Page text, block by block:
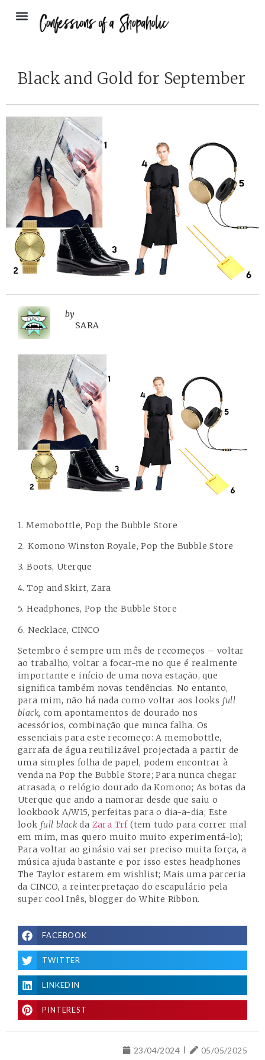
Black and Gold for September
by
SARA
1. Memobottle, Pop the Bubble Store
2. Komono Winston Royale, Pop the Bubble Store
3. Boots, Uterque
4. Top and Skirt, Zara
5. Headphones, Pop the Bubble Store
6. Necklace, CINCO
Setembro é sempre um mês de recomeços – voltar
ao trabalho, voltar a focar-me no que é realmente
importante e início de uma nova estação, que
significa também novas tendências. No entanto,
para mim, não há nada como voltar aos looks full
black, com apontamentos de dourado nos
acessórios, combinação que nunca falha. Os
essenciais para este recomeço: A memobottle,
garrafa de água reutilizável projectada a partir de
uma simples folha de papel, podem encontrar à
venda na Pop the Bubble Store; Para nunca chegar
atrasada, o relógio dourado da Komono; As botas da
Uterque que ando a namorar desde que saiu o
lookbook A/W15, perfeitas para o dia-a-dia; Este
look full black da Zara Trf(tem tudo para correr mal
em mim, mas quero muito muito experimentá-lo);
Para voltar ao ginásio vai ser preciso muita força, a
música ajuda bastante e por isso estes headphones
The Taylor estarem em wishlist; Mais uma parceria
daCINCO, a reinterpretação do escapulário pela
super cool Inês, blogger doWhite Ribbon.
FACEBOOK
TWITTER
LINKEDIN
PINTEREST
23/04/2024 05/05/2025